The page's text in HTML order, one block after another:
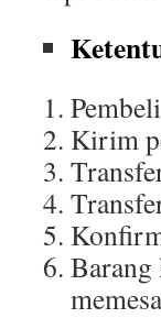
Kirim
Barang